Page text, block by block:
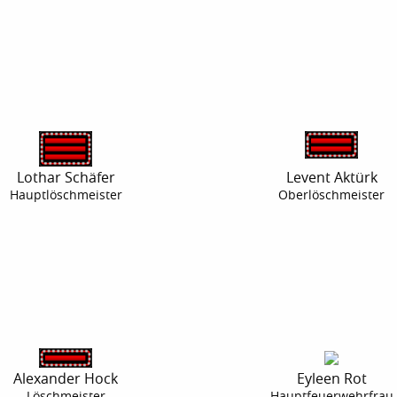
Lothar Schäfer
Hauptlöschmeister
Levent Aktürk
Oberlöschmeister
Alexander Hock Eyleen Rot